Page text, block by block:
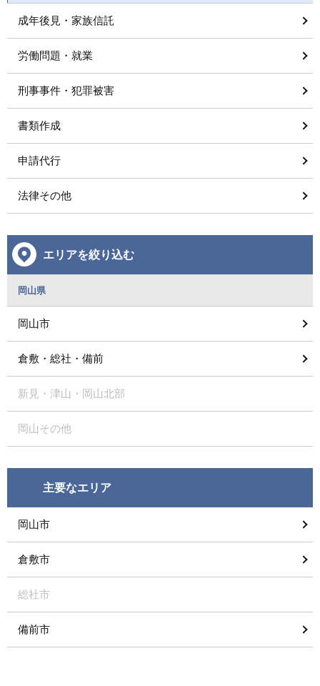
成年後見・家族信託
労働問題・就業
刑事事件・犯罪被害
書類作成
申請代行
法律その他
エリアを絞り込む
岡山県
岡山市
倉敷・総社・備前
新見・津山・岡山北部
岡山その他
主要なエリア
岡山市
倉敷市
総社市
備前市